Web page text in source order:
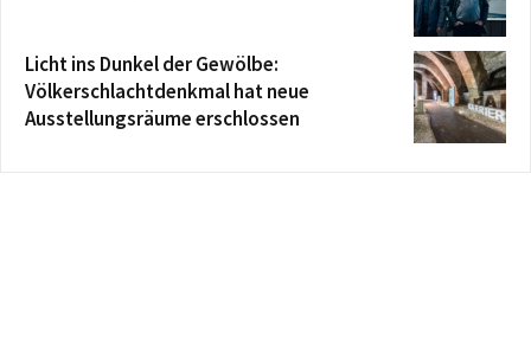
Licht ins Dunkel der Gewölbe:
Völkerschlachtdenkmal hat neue
Ausstellungsräume erschlossen